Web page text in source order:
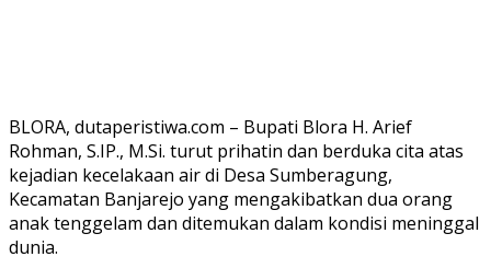
BLORA, dutaperistiwa.com – Bupati Blora H. Arief
Rohman, S.IP., M.Si. turut prihatin dan berduka cita atas
kejadian kecelakaan air di Desa Sumberagung,
Kecamatan Banjarejo yang mengakibatkan dua orang
anak tenggelam dan ditemukan dalam kondisi meninggal
dunia.